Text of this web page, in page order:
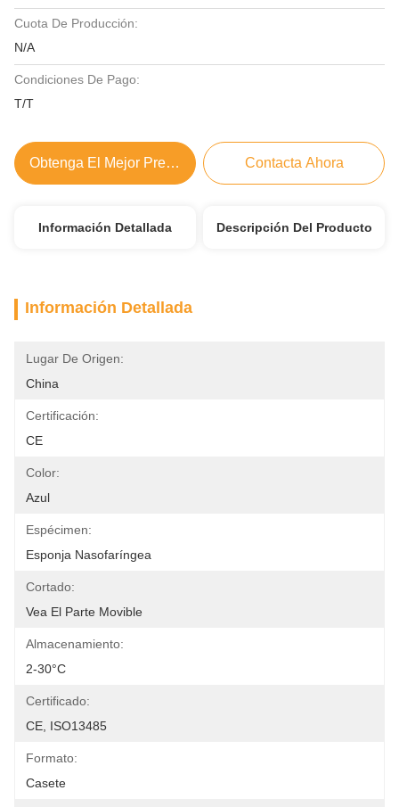
Cuota De Producción:
N/A
Condiciones De Pago:
T/T
Obtenga El Mejor Precio Contacta Ahora
Información Detallada Descripción Del Producto
Información Detallada
Lugar De Origen:
China
Certificación:
CE
Color:
Azul
Espécimen:
Esponja Nasofaríngea
Cortado:
Vea El Parte Movible
Almacenamiento:
2-30°C
Certificado:
CE, ISO13485
Formato:
Casete